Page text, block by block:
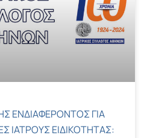
ΕΝΔΙΑΦΕΡΟΝΤΟΣ ΓΙΑ
ΙΑΤΡΟΥΣ ΕΙΔΙΚΟΤΗΤΑΣ: